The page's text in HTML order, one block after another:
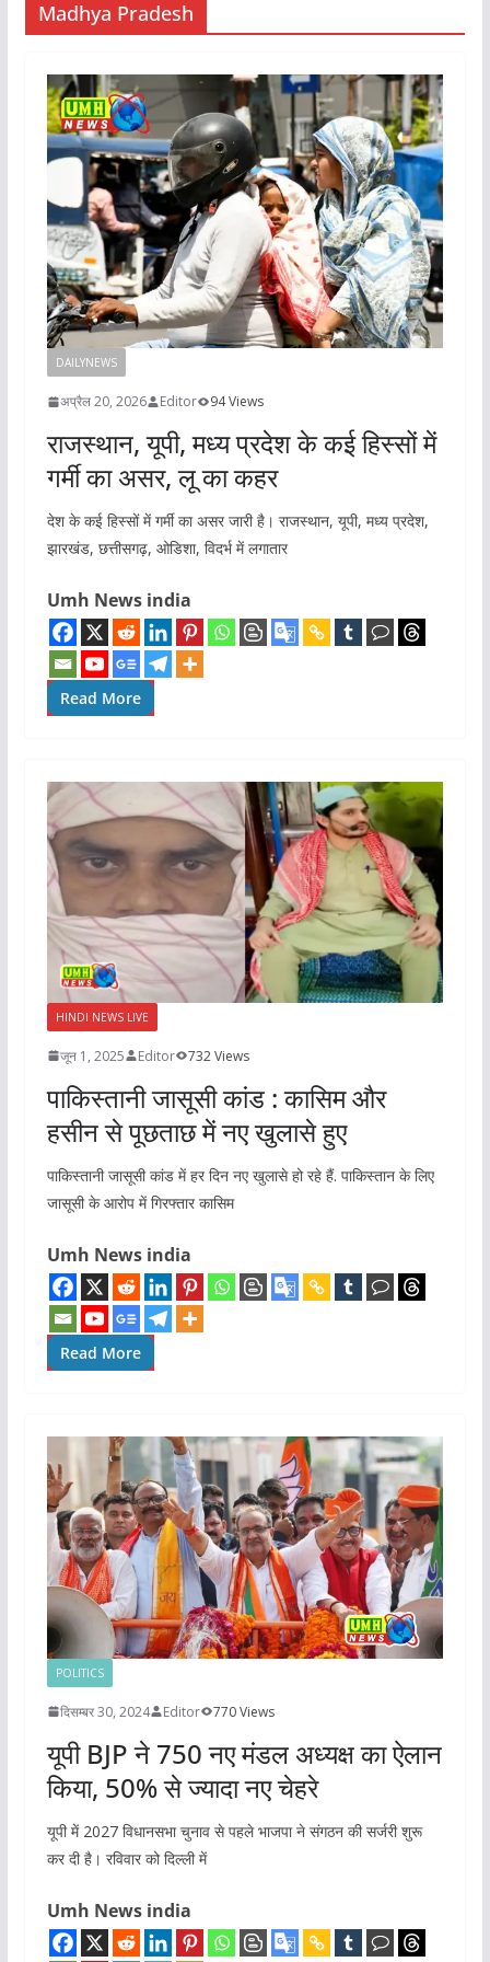
Madhya Pradesh
DAILYNEWS
अप्रैल 20, 2026 Editor 94 Views
राजस्थान, यूपी, मध्य प्रदेश के कई हिस्सों में
गर्मी का असर, लू का कहर
देश के कई हिस्सों में गर्मी का असर जारी है। राजस्थान, यूपी, मध्य प्रदेश,
झारखंड, छत्तीसगढ़, ओडिशा, विदर्भ में लगातार
Umh News india
Read More
HINDI NEWS LIVE
जून 1, 2025 Editor 732 Views
पाकिस्तानी जासूसी कांड : कासिम और
हसीन से पूछताछ में नए खुलासे हुए
पाकिस्तानी जासूसी कांड में हर दिन नए खुलासे हो रहे हैं. पाकिस्तान के लिए
जासूसी के आरोप में गिरफ्तार कासिम
Umh News india
Read More
POLITICS
दिसम्बर 30, 2024 Editor 770 Views
यूपी BJP ने 750 नए मंडल अध्यक्ष का ऐलान
किया, 50% से ज्यादा नए चेहरे
यूपी में 2027 विधानसभा चुनाव से पहले भाजपा ने संगठन की सर्जरी शुरू
कर दी है। रविवार को दिल्ली में
Umh News india